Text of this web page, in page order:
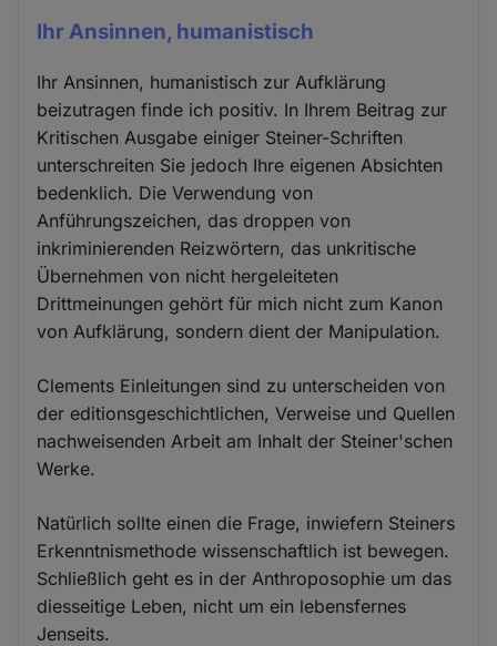
Ihr Ansinnen, humanistisch
Ihr Ansinnen, humanistisch zur Aufklärung
beizutragen finde ich positiv. In Ihrem Beitrag zur
Kritischen Ausgabe einiger Steiner-Schriften
unterschreiten Sie jedoch Ihre eigenen Absichten
bedenklich. Die Verwendung von
Anführungszeichen, das droppen von
inkriminierenden Reizwörtern, das unkritische
Übernehmen von nicht hergeleiteten
Drittmeinungen gehört für mich nicht zum Kanon
von Aufklärung, sondern dient der Manipulation.
Clements Einleitungen sind zu unterscheiden von
der editionsgeschichtlichen, Verweise und Quellen
nachweisenden Arbeit am Inhalt der Steiner'schen
Werke.
Natürlich sollte einen die Frage, inwiefern Steiners
Erkenntnismethode wissenschaftlich ist bewegen.
Schließlich geht es in der Anthroposophie um das
diesseitige Leben, nicht um ein lebensfernes
Jenseits.